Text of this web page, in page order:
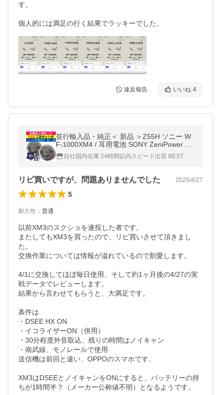
す。
個人的には満足の行く結果でラッキーでした。
違反報告 いいね 4
並行輸入品・純正＜ 新品 ＞Z55H ソニー W
F-1000XM4 / 耳用電池 SONY ZeniPower 電
圧制限:3.85V
自社国内在庫 24時間以内スピード出荷 BEST
リピ買いですが、問題ありませんでした 2025/4/27
5
耐久性 ： 普通
以前XM3のスクショを連投した者です。
またしてもXM3を買ったので、リピ買いさせて頂きまし
た。
交換作業については情報が溢れているので割愛します。
4/1に交換してほぼ毎日使用、そして約1ヶ月後の4/27の実
戦データでレビューします。
結果から言わせてもらうと、大満足です。
条件は
・DSEE HX ON
・イコライザーON（併用）
・30分程度外音取込、残りの時間はノイキャン
・南武線、モノレールで使用
送信機は前回と違い、OPPOのスマホです。
XM3はDSEEとノイキャンをONにすると、バッテリーの持
ちが1時間半？（メーカー公称値不明）となるようです。